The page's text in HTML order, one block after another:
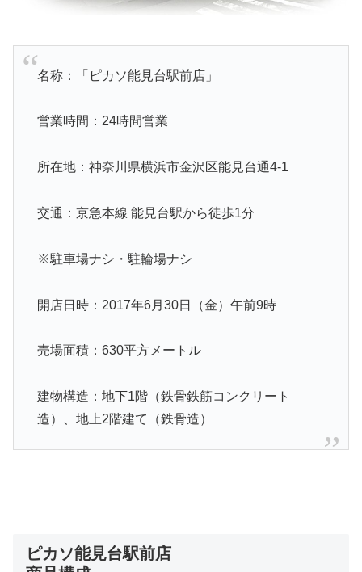
名称：「ピカソ能見台駅前店」
営業時間：24時間営業
所在地：神奈川県横浜市金沢区能見台通4-1
交通：京急本線 能見台駅から徒歩1分
※駐車場ナシ・駐輪場ナシ
開店日時：2017年6月30日（金）午前9時
売場面積：630平方メートル
建物構造：地下1階（鉄骨鉄筋コンクリート
造）、地上2階建て（鉄骨造）
ピカソ能見台駅前店